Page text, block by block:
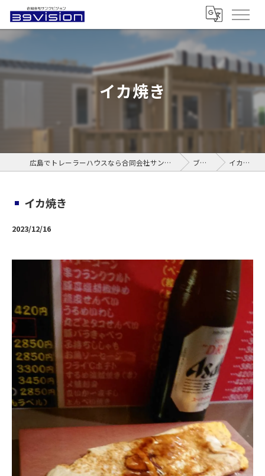
イカ焼き
広島でトレーラーハウスなら合同会社サンクビジョン ブログ イカ焼き
イカ焼き
2023/12/16